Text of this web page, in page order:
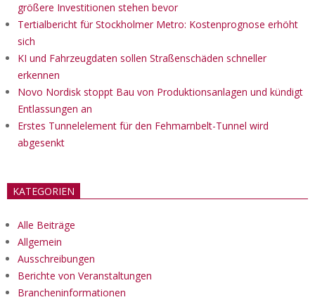
größere Investitionen stehen bevor
Tertialbericht für Stockholmer Metro: Kostenprognose erhöht
sich
KI und Fahrzeugdaten sollen Straßenschäden schneller
erkennen
Novo Nordisk stoppt Bau von Produktionsanlagen und kündigt
Entlassungen an
Erstes Tunnelelement für den Fehmarnbelt-Tunnel wird
abgesenkt
KATEGORIEN
Alle Beiträge
Allgemein
Ausschreibungen
Berichte von Veranstaltungen
Brancheninformationen